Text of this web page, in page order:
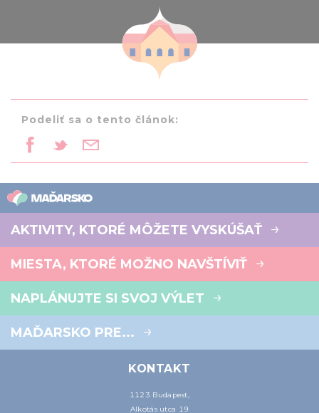
Podeliť sa o tento článok:
AKTIVITY, KTORÉ MÔŽETE VYSKÚŠAŤ
MIESTA, KTORÉ MOŽNO NAVŠTÍVIŤ
NAPLÁNUJTE SI SVOJ VÝLET
MAĎARSKO PRE...
KONTAKT
1123 Budapest,
Alkotás utca 19